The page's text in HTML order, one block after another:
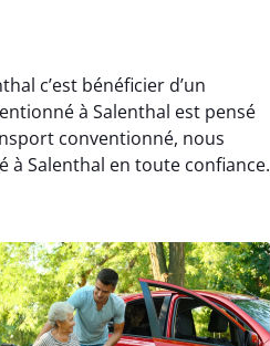
c’est bénéficier d’un
à Salenthal est pensé
conventionné, nous
à Salenthal en toute confiance.